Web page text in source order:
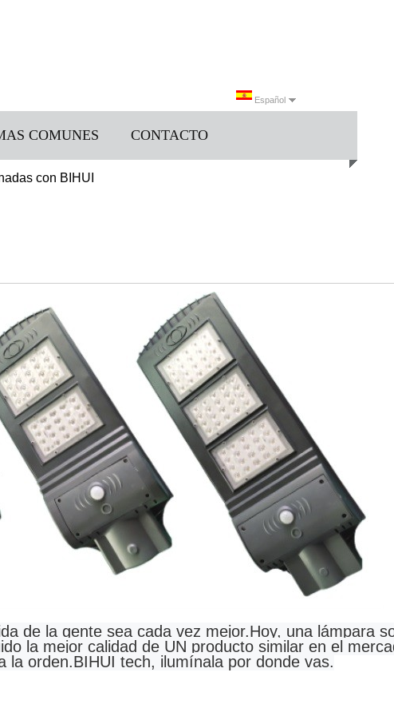
Español
COMUNES CONTACTO
con BIHUI
de la gente sea cada vez mejor.Hoy, una lámpara
la mejor calidad de UN producto similar en el
orden.BIHUI tech, ilumínala por donde vas.